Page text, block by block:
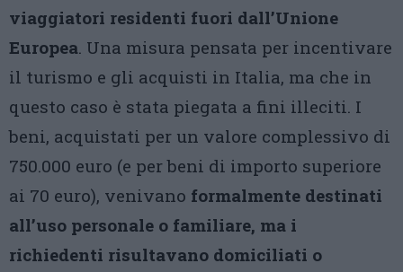
viaggiatori residenti fuori dall’Unione
Europea. Una misura pensata per incentivare
il turismo e gli acquisti in Italia, ma che in
questo caso è stata piegata a fini illeciti. I
beni, acquistati per un valore complessivo di
750.000 euro (e per beni di importo superiore
ai 70 euro), venivano formalmente destinati
all’uso personale o familiare, ma i
richiedenti risultavano domiciliati o